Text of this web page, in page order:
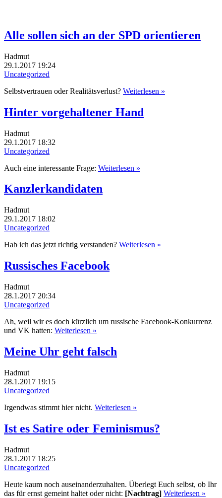
Alle sollen sich an der SPD orientieren
Hadmut
29.1.2017 19:24
Uncategorized
Selbstvertrauen oder Realitätsverlust? Weiterlesen »
Hinter vorgehaltener Hand
Hadmut
29.1.2017 18:32
Uncategorized
Auch eine interessante Frage: Weiterlesen »
Kanzlerkandidaten
Hadmut
29.1.2017 18:02
Uncategorized
Hab ich das jetzt richtig verstanden? Weiterlesen »
Russisches Facebook
Hadmut
28.1.2017 20:34
Uncategorized
Ah, weil wir es doch kürzlich um russische Facebook-Konkurrenz
und VK hatten: Weiterlesen »
Meine Uhr geht falsch
Hadmut
28.1.2017 19:15
Uncategorized
Irgendwas stimmt hier nicht. Weiterlesen »
Ist es Satire oder Feminismus?
Hadmut
28.1.2017 18:25
Uncategorized
Heute kaum noch auseinanderzuhalten. Überlegt Euch selbst, ob Ihr
das für ernst gemeint haltet oder nicht: [Nachtrag] Weiterlesen »